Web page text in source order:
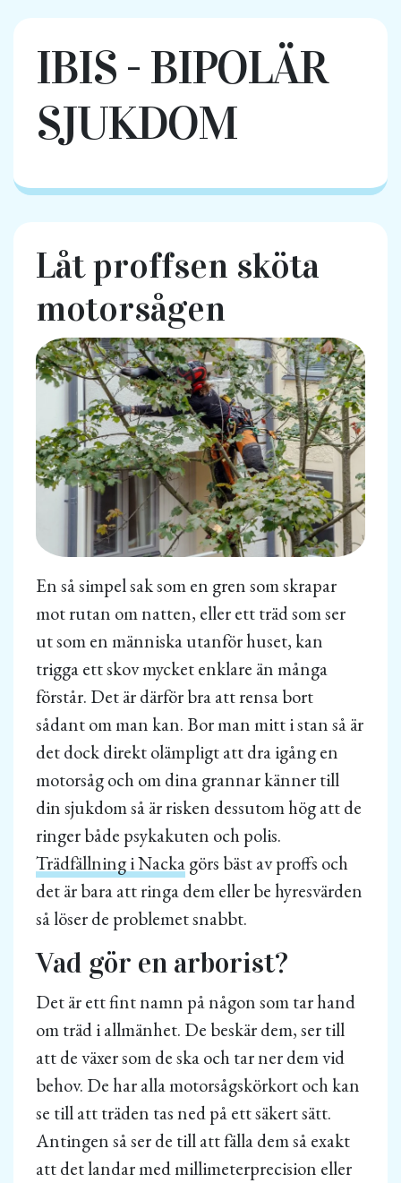
IBIS - BIPOLÄR
SJUKDOM
Låt proffsen sköta
motorsågen
En så simpel sak som en gren som skrapar
mot rutan om natten, eller ett träd som ser
ut som en människa utanför huset, kan
trigga ett skov mycket enklare än många
förstår. Det är därför bra att rensa bort
sådant om man kan. Bor man mitt i stan så är
det dock direkt olämpligt att dra igång en
motorsåg och om dina grannar känner till
din sjukdom så är risken dessutom hög att de
ringer både psykakuten och polis.
Trädfällning i Nackagörs bäst av proffs och
det är bara att ringa dem eller be hyresvärden
så löser de problemet snabbt.
Vad gör en arborist?
Det är ett fint namn på någon som tar hand
om träd i allmänhet. De beskär dem, ser till
att de växer som de ska och tar ner dem vid
behov. De har alla motorsågskörkort och kan
se till att träden tas ned på ett säkert sätt.
Antingen så ser de till att fälla dem så exakt
att det landar med millimeterprecision eller